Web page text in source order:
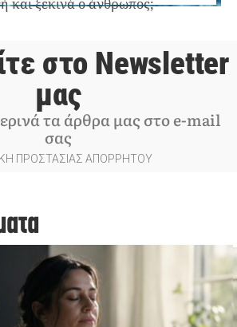
και ξεκινά ο άνθρωπος;
στο Newsletter
μας
τα άρθρα μας στο e-mail
σας
ΠΡΟΣΤΑΣΙΑΣ ΑΠΟΡΡΗΤΟΥ